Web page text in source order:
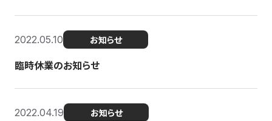
2022.05.10 お知らせ
臨時休業のお知らせ
2022.04.19 お知らせ